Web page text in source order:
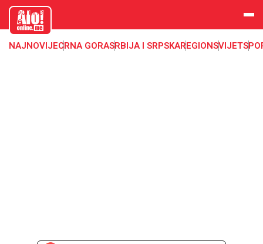
aloonline.
me
NAJNOVIJECRNA GORASRBIJA I SRPSKAREGIONSVIJET